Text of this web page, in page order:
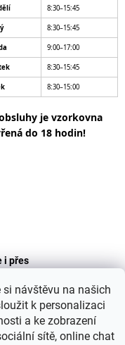
si návštěvu na našich
k personalizaci
a ke zobrazení
sítě, online chat
8:30–15:45
8:30–15:45
9:00–17:00
8:30–15:45
8:30–15:00
je vzorkovna
do 18 hodin!
i přes